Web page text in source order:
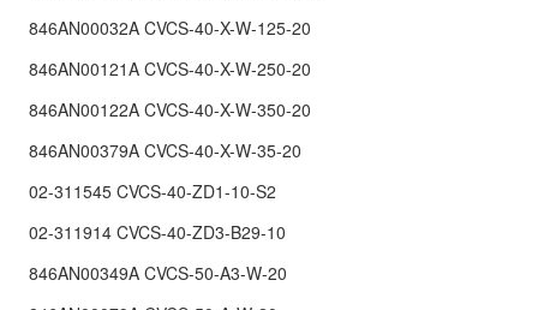
846AN00032A CVCS-40-X-W-125-20
846AN00121A CVCS-40-X-W-250-20
846AN00122A CVCS-40-X-W-350-20
846AN00379A CVCS-40-X-W-35-20
02-311545 CVCS-40-ZD1-10-S2
02-311914 CVCS-40-ZD3-B29-10
846AN00349A CVCS-50-A3-W-20